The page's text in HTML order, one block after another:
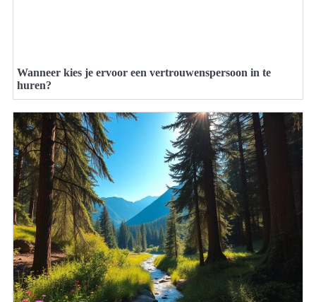
Wanneer kies je ervoor een vertrouwenspersoon in te
huren?